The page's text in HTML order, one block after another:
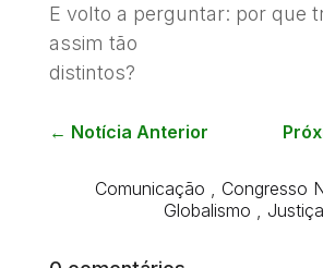
E volto a perguntar: por que
assim tão
distintos?
← Notícia Anterior
Comunicação Congresso
Globalismo ,Justiça